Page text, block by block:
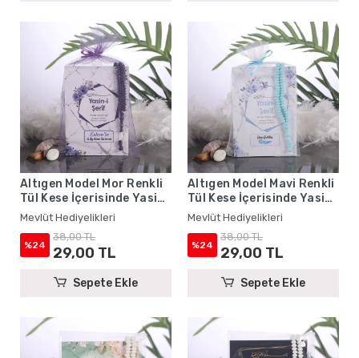
Altıgen Model Mor Renkli
Tül Kese İçerisinde Yasin
Kitabı ve Tesbih - Mevlüt
Hediyelikleri
Mevlüt Hediyelikleri
%24
38,00 TL
29,00 TL
Sepete Ekle
Altıgen Model Mavi Renkli
Tül Kese İçerisinde Yasin
Kitabı ve Tesbih - Mevlüt
Hediyelikleri
Mevlüt Hediyelikleri
%24
38,00 TL
29,00 TL
Sepete Ekle